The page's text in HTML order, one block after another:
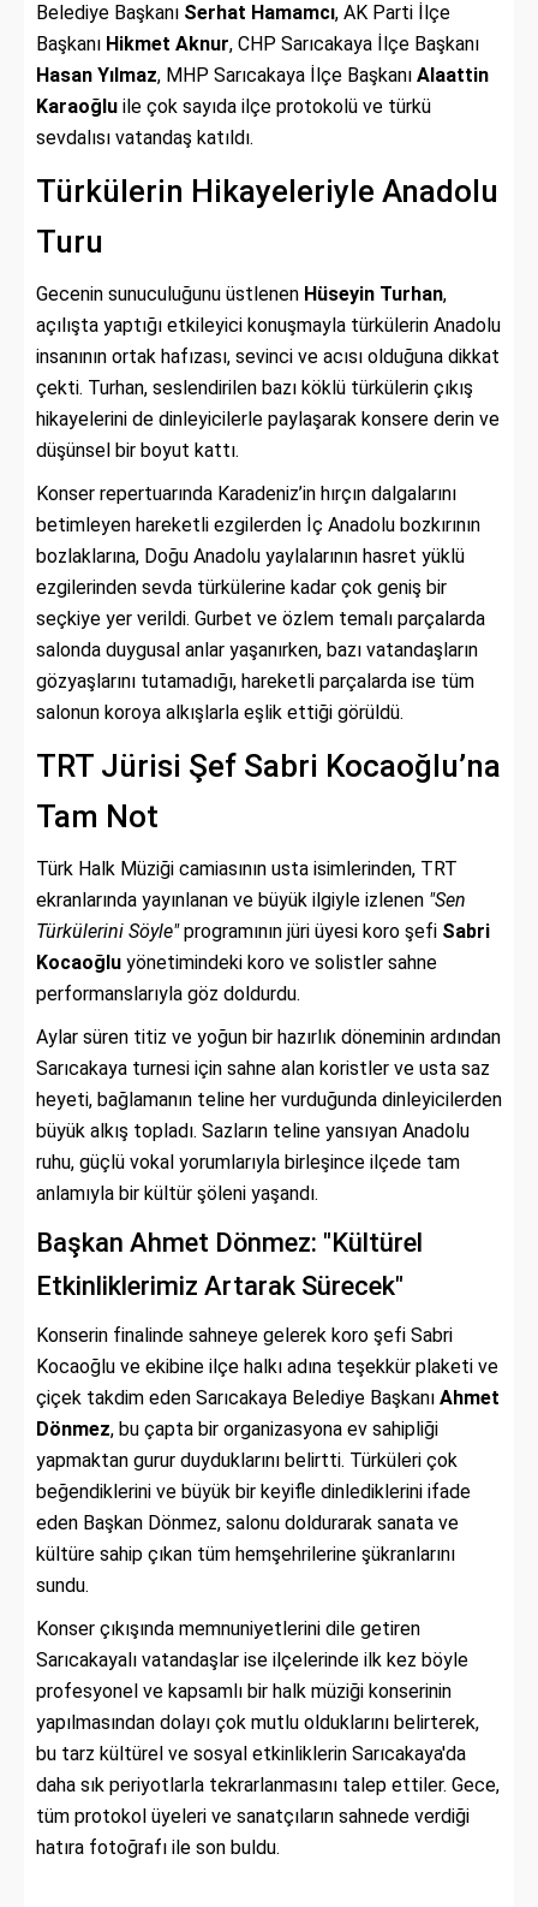
Belediye Başkanı Serhat Hamamcı, AK Parti İlçe
Başkanı Hikmet Aknur, CHP Sarıcakaya İlçe Başkanı
Hasan Yılmaz, MHP Sarıcakaya İlçe Başkanı Alaattin
Karaoğlu ile çok sayıda ilçe protokolü ve türkü
sevdalısı vatandaş katıldı.
Türkülerin Hikayeleriyle Anadolu
Turu
Gecenin sunuculuğunu üstlenen Hüseyin Turhan,
açılışta yaptığı etkileyici konuşmayla türkülerin Anadolu
insanının ortak hafızası, sevinci ve acısı olduğuna dikkat
çekti. Turhan, seslendirilen bazı köklü türkülerin çıkış
hikayelerini de dinleyicilerle paylaşarak konsere derin ve
düşünsel bir boyut kattı.
Konser repertuarında Karadeniz’in hırçın dalgalarını
betimleyen hareketli ezgilerden İç Anadolu bozkırının
bozlaklarına, Doğu Anadolu yaylalarının hasret yüklü
ezgilerinden sevda türkülerine kadar çok geniş bir
seçkiye yer verildi. Gurbet ve özlem temalı parçalarda
salonda duygusal anlar yaşanırken, bazı vatandaşların
gözyaşlarını tutamadığı, hareketli parçalarda ise tüm
salonun koroya alkışlarla eşlik ettiği görüldü.
TRT Jürisi Şef Sabri Kocaoğlu’na
Tam Not
Türk Halk Müziği camiasının usta isimlerinden, TRT
ekranlarında yayınlanan ve büyük ilgiyle izlenen "Sen
Türkülerini Söyle"programının jüri üyesi koro şefi Sabri
Kocaoğlu yönetimindeki koro ve solistler sahne
performanslarıyla göz doldurdu.
Aylar süren titiz ve yoğun bir hazırlık döneminin ardından
Sarıcakaya turnesi için sahne alan koristler ve usta saz
heyeti, bağlamanın teline her vurduğunda dinleyicilerden
büyük alkış topladı. Sazların teline yansıyan Anadolu
ruhu, güçlü vokal yorumlarıyla birleşince ilçede tam
anlamıyla bir kültür şöleni yaşandı.
Başkan Ahmet Dönmez: "Kültürel
Etkinliklerimiz Artarak Sürecek"
Konserin finalinde sahneye gelerek koro şefi Sabri
Kocaoğlu ve ekibine ilçe halkı adına teşekkür plaketi ve
çiçek takdim eden Sarıcakaya Belediye Başkanı Ahmet
Dönmez, bu çapta bir organizasyona ev sahipliği
yapmaktan gurur duyduklarını belirtti. Türküleri çok
beğendiklerini ve büyük bir keyifle dinlediklerini ifade
eden Başkan Dönmez, salonu doldurarak sanata ve
kültüre sahip çıkan tüm hemşehrilerine şükranlarını
sundu.
Konser çıkışında memnuniyetlerini dile getiren
Sarıcakayalı vatandaşlar ise ilçelerinde ilk kez böyle
profesyonel ve kapsamlı bir halk müziği konserinin
yapılmasından dolayı çok mutlu olduklarını belirterek,
bu tarz kültürel ve sosyal etkinliklerin Sarıcakaya'da
daha sık periyotlarla tekrarlanmasını talep ettiler. Gece,
tüm protokol üyeleri ve sanatçıların sahnede verdiği
hatıra fotoğrafı ile son buldu.